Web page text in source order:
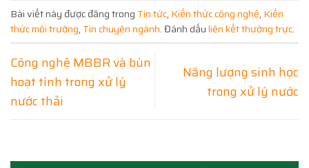
Bài viết này được đăng trong Tin tức, Kiến thức công nghệ, Kiến
thức môi trường, Tin chuyên ngành. Đánh dấuliên kết thường trực.
Công nghệ MBBR và bùn
hoạt tính trong xử lý
nước thải
Năng lượng sinh học
trong xử lý nước